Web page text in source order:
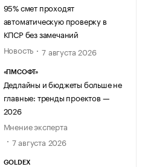
95% смет проходят
автоматическую проверку в
КПСР без замечаний
Новость
7 августа 2026
«ПМСОФТ»
Дедлайны и бюджеты больше не
главные: тренды проектов —
2026
Мнение эксперта
7 августа 2026
GOLDEX